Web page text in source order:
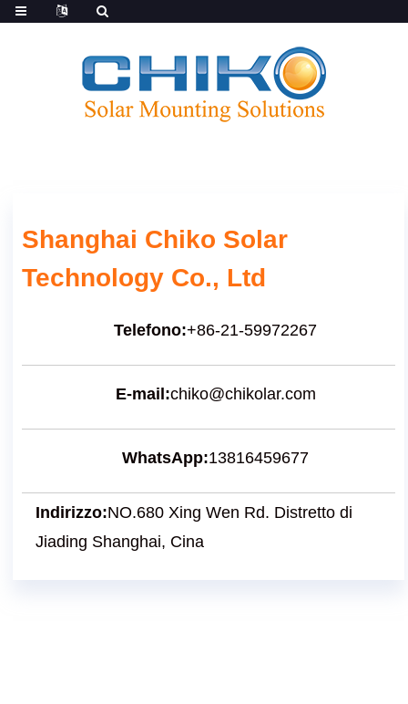
Shanghai Chiko Solar
Technology Co., Ltd
Telefono:+86-21-59972267
E-mail:chiko@chikolar.com
WhatsApp:13816459677
Indirizzo:NO.680 Xing Wen Rd. Distretto di
Jiading Shanghai, Cina